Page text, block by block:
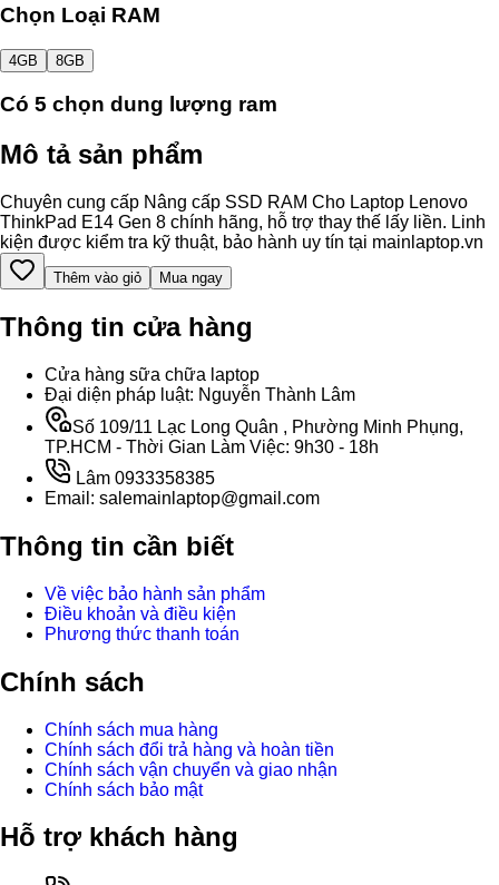
Chọn Loại RAM
4GB 8GB
Có 5 chọn dung lượng ram
Mô tả sản phẩm
Chuyên cung cấp Nâng cấp SSD RAM Cho Laptop Lenovo
ThinkPad E14 Gen 8 chính hãng, hỗ trợ thay thế lấy liền. Linh
kiện được kiểm tra kỹ thuật, bảo hành uy tín tại mainlaptop.vn
Thêm vào giỏ Mua ngay
Thông tin cửa hàng
Cửa hàng sữa chữa laptop
Đại diện pháp luật: Nguyễn Thành Lâm
Số 109/11 Lạc Long Quân , Phường Minh Phụng,
TP.HCM - Thời Gian Làm Việc: 9h30 - 18h
Lâm 0933358385
Email: salemainlaptop@gmail.com
Thông tin cần biết
Về việc bảo hành sản phẩm
Điều khoản và điều kiện
Phương thức thanh toán
Chính sách
Chính sách mua hàng
Chính sách đổi trả hàng và hoàn tiền
Chính sách vận chuyển và giao nhận
Chính sách bảo mật
Hỗ trợ khách hàng